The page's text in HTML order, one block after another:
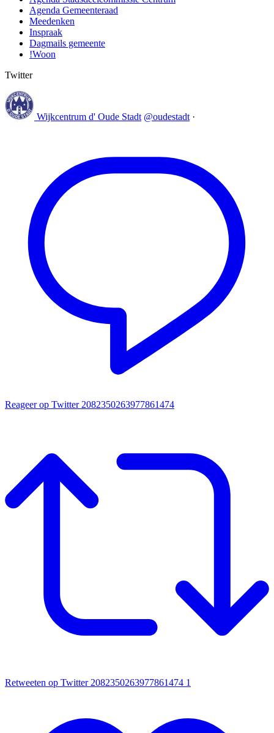
Agenda Gemeenteraad
Meedenken
Inspraak
Dagmails gemeente
!Woon
Twitter
Wijkcentrum d' Oude Stadt @oudestadt ·
Reageer op Twitter 2082350263977861474
Retweeten op Twitter 2082350263977861474 1